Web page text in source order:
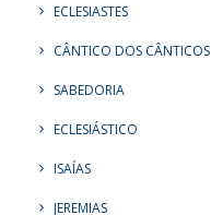
ECLESIASTES
CÂNTICO DOS CÂNTICOS
SABEDORIA
ECLESIÁSTICO
ISAÍAS
JEREMIAS